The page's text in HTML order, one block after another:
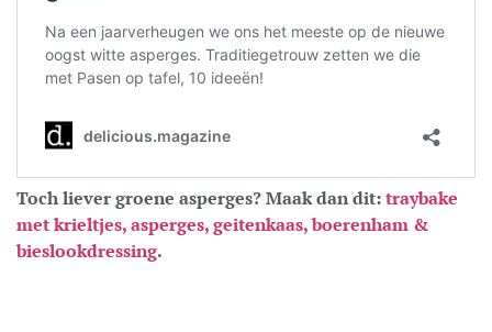
Toch liever groene asperges? Maak dan dit:traybake
met krieltjes, asperges, geitenkaas, boerenham &
bieslookdressing.